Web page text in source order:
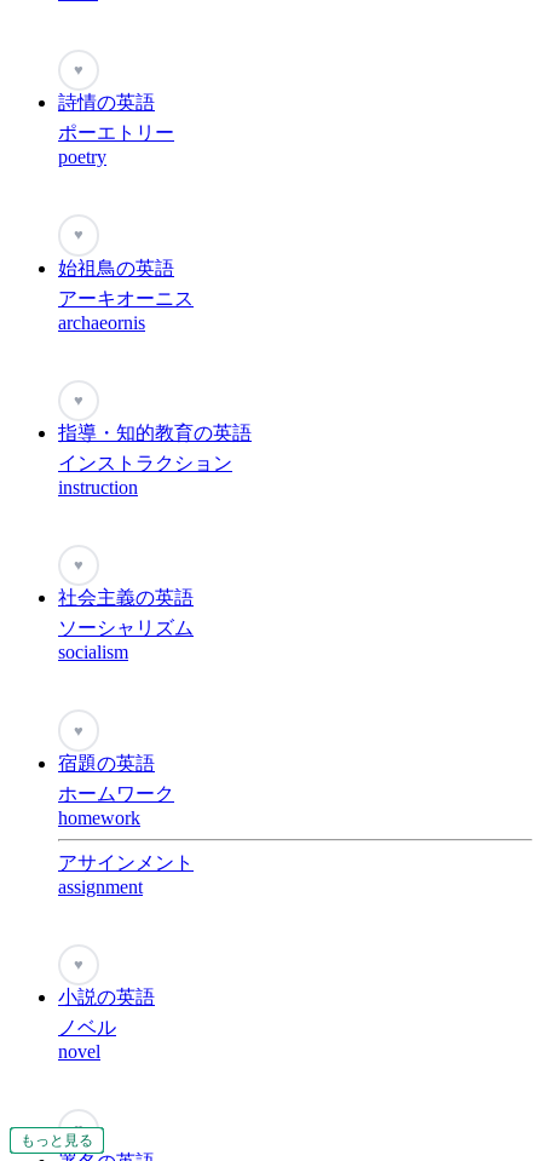
もっと見る
もっと見る
もっと見る
もっと見る
もっと見る
もっと見る
もっと見る
♥
詩情の英語
ポーエトリー
poetry
♥
始祖鳥の英語
アーキオーニス
archaeornis
♥
指導・知的教育の英語
インストラクション
instruction
♥
社会主義の英語
ソーシャリズム
socialism
♥
宿題の英語
ホームワーク
homework
アサインメント
assignment
♥
小説の英語
ノベル
novel
もっと見る
♥
もっと見る
もっと見る
もっと見る
もっと見る
もっと見る
もっと見る
もっと見る
もっと見る
もっと見る